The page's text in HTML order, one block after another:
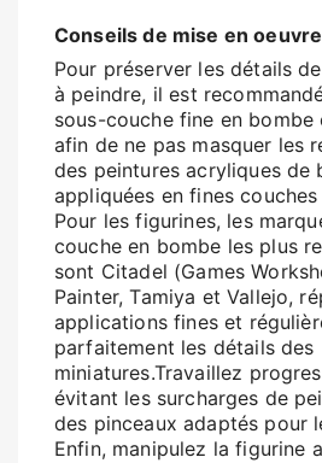
Conseils de mise en oeuvre
Pour préserver les détails
à peindre, il est
sous-couche fine en bombe
afin de ne pas masquer les
des peintures acryliques de
appliquées en fines couches
Pour les figurines, les
couche en bombe les plus
sont Citadel (Games
Painter, Tamiya et Vallejo,
applications fines et
parfaitement les détails des
miniatures.Travaillez
évitant les surcharges de
des pinceaux adaptés pour
Enfin, manipulez la figurine